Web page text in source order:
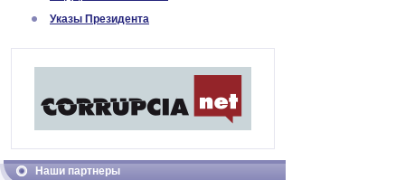
Указы Президента
Наши партнеры